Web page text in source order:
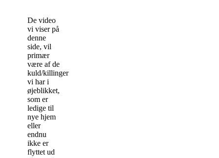
De video
vi viser på
denne
side, vil
primær
være af de
kuld/killinger
vi har i
øjeblikket,
som er
ledige til
nye hjem
eller
endnu
ikke er
flyttet ud